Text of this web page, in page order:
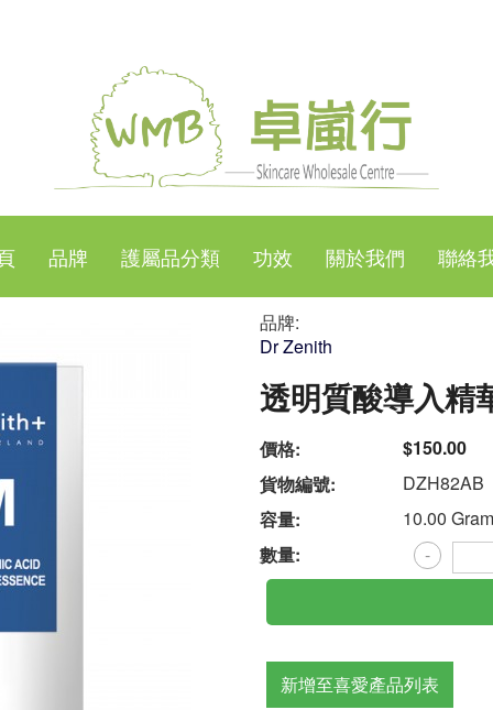
品牌 護屬品分類 功效 關於我們 聯絡
品牌:
Dr Zenith
透明質酸導入精
價格:
$150.00
貨物編號:
DZH82AB
容量:
10.00
數量:
-
新增至喜愛產品列表